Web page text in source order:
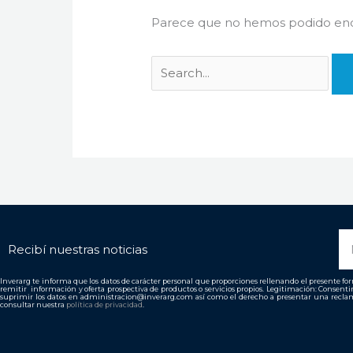
Parece que no hemos podido
Recibí nuestras noticias
Inverarg te informa que los datos de carácter personal que proporciones rellenando el presente
remitir información y oferta prospectiva de productos o servicios propios. Legitimación:
suprimir los datos en administracion@inverarg.com así como el derecho a presentar una
consultar nuestra política de privacidad.